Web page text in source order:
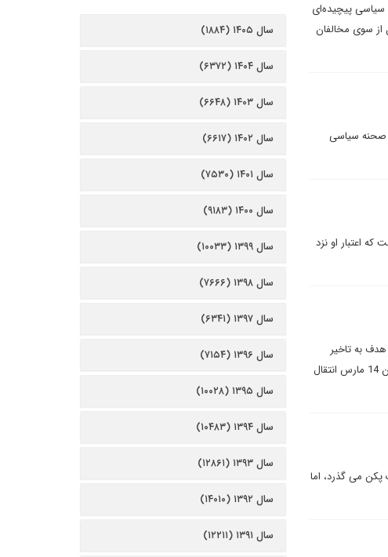
سیاسی پیچیده‌ای
سوی مخالفان
صحنه سیاسی
اعتبار او نزد
به تاخیر
انداخت، دولت جدید لبنان اعلام نشد و باز هم برای 24 ساعت به تعویق افتاد. این بار اختلاف­ها به جبهه مسیحیان 14 مارس انتقال
می گذرد، اما
سال ۱۴۰۵ (۱۸۸۴)
سال ۱۴۰۴ (۶۳۷۲)
سال ۱۴۰۳ (۶۶۴۸)
سال ۱۴۰۲ (۶۶۱۷)
سال ۱۴۰۱ (۷۵۳۰)
سال ۱۴۰۰ (۹۱۸۳)
سال ۱۳۹۹ (۱۰۰۳۳)
سال ۱۳۹۸ (۷۶۶۶)
سال ۱۳۹۷ (۶۳۴۱)
سال ۱۳۹۶ (۷۱۵۴)
سال ۱۳۹۵ (۱۰۰۲۸)
سال ۱۳۹۴ (۱۰۴۸۳)
سال ۱۳۹۳ (۱۲۸۶۱)
سال ۱۳۹۲ (۱۴۰۱۰)
سال ۱۳۹۱ (۱۲۲۱۱)